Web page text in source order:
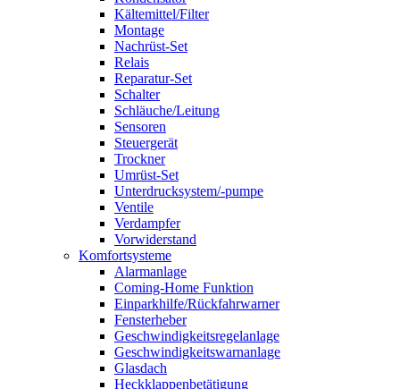
Kältemittel/Filter
Montage
Nachrüst-Set
Relais
Reparatur-Set
Schalter
Schläuche/Leitung
Sensoren
Steuergerät
Trockner
Umrüst-Set
Unterdrucksystem/-pumpe
Ventile
Verdampfer
Vorwiderstand
Komfortsysteme
Alarmanlage
Coming-Home Funktion
Einparkhilfe/Rückfahrwarner
Fensterheber
Geschwindigkeitsregelanlage
Geschwindigkeitswarnanlage
Glasdach
Heckklappenbetätigung